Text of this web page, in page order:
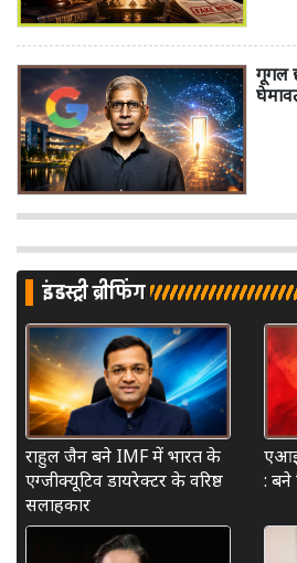
गूगल
इंडस्ट्री ब्रीफिंग
राहुल जैन बने IMF में भारत के
एग्जीक्यूटिव डायरेक्टर के वरिष्ठ
सलाहकार
: बने